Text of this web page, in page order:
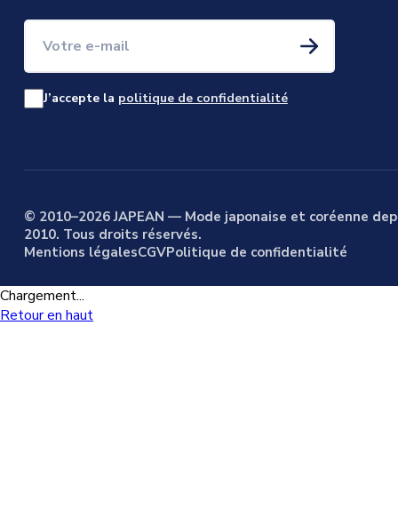
Votre e-mail
J’accepte la politique de confidentialité
© 2010–2026 JAPEAN — Mode japonaise et coréenne
2010. Tous droits réservés.
Mentions légalesCGVPolitique de confidentialité
Chargement...
Retour en haut